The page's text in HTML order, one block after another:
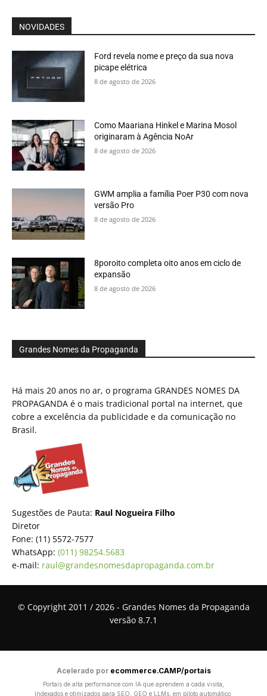
NOVIDADES
Ford revela nome e preço da sua nova
picape elétrica
8 de agosto de 2026
Como Maariana Hinkel e Marina Mosol
originaram à Agência NoAr
8 de agosto de 2026
GWM amplia a família Poer P30 com nova
versão Pro
8 de agosto de 2026
8poroito completa oito anos em ciclo de
expansão
8 de agosto de 2026
Grandes Nomes da Propaganda
Há mais 20 anos no ar, o programa GRANDES NOMES DA
PROPAGANDA é o mais tradicional portal na internet, que
cobre a excelência da publicidade e da comunicação no
Brasil.
Sugestões de Pauta: Raul Nogueira Filho
Diretor
Fone: (11) 5572-7577
WhatsApp: (011) 98254.5683
e-mail: raul@grandesnomesdapropaganda.com.br
© Copyright 2011 / 2026 - Grandes Nomes da Propaganda
versão 8.7.1
Acelerado por ecommerce.CAMP/portais
Portais de alta performance com IA que aprendem a cada visita,
indexados e otimizados para SEO, GEO e LLMs, em piloto automático.